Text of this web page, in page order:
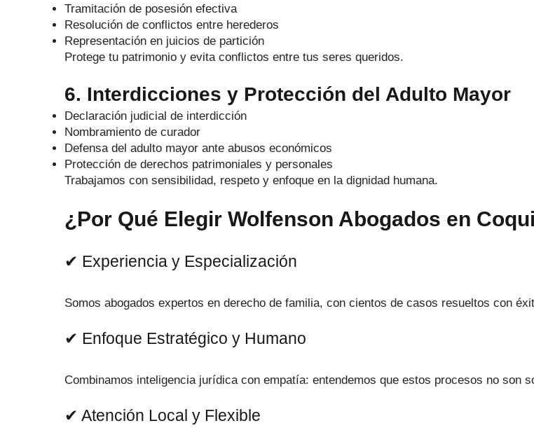
Tramitación de posesión efectiva
Resolución de conflictos entre herederos
Representación en juicios de partición
Protege tu patrimonio y evita conflictos entre tus seres queridos.
6. Interdicciones y Protección del Adulto Mayor
Declaración judicial de interdicción
Nombramiento de curador
Defensa del adulto mayor ante abusos económicos
Protección de derechos patrimoniales y personales
Trabajamos con sensibilidad, respeto y enfoque en la dignidad humana.
¿Por Qué Elegir Wolfenson Abogados en
✔ Experiencia y Especialización
Somos abogados expertos en derecho de familia, con cientos de casos resueltos con
✔ Enfoque Estratégico y Humano
Combinamos inteligencia jurídica con empatía: entendemos que estos procesos no son
✔ Atención Local y Flexible